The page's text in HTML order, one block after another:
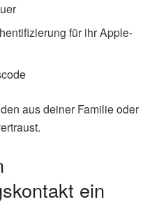
für ihr Apple-
aus deiner Familie oder
ein